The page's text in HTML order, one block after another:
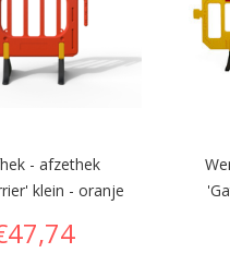
- afzethek
klein - oranje